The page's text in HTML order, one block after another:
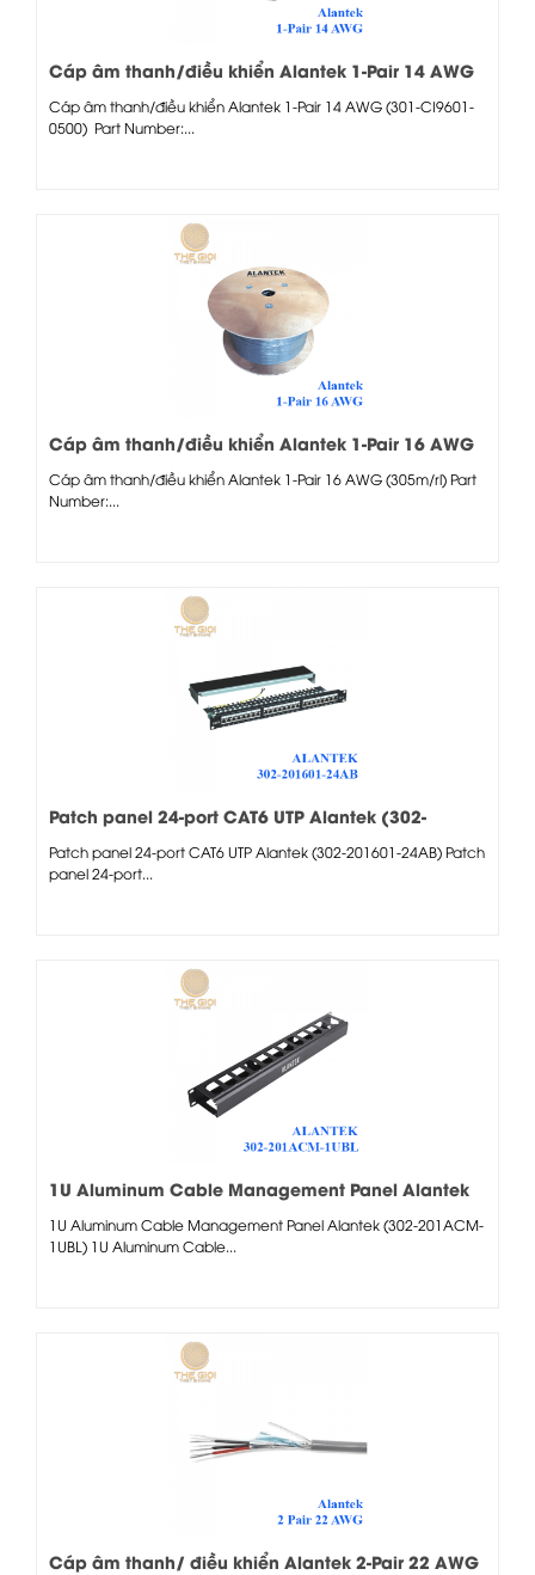
Cáp âm thanh/điều khiển Alantek 1-Pair 14 AWG
(301-CI9601-0500)
Cáp âm thanh/điều khiển Alantek 1-Pair 14 AWG (301-CI9601-
0500) Part Number:...
Cáp âm thanh/điều khiển Alantek 1-Pair 16 AWG
Cáp âm thanh/điều khiển Alantek 1-Pair 16 AWG (305m/rl) Part
Number:...
Patch panel 24-port CAT6 UTP Alantek (302-
Patch panel 24-port CAT6 UTP Alantek (302-201601-24AB) Patch
panel 24-port...
1U Aluminum Cable Management Panel Alantek
1U Aluminum Cable Management Panel Alantek (302-201ACM-
1UBL) 1U Aluminum Cable...
Cáp âm thanh/ điều khiển Alantek 2-Pair 22 AWG